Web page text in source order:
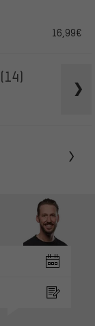
16,99€
(14)